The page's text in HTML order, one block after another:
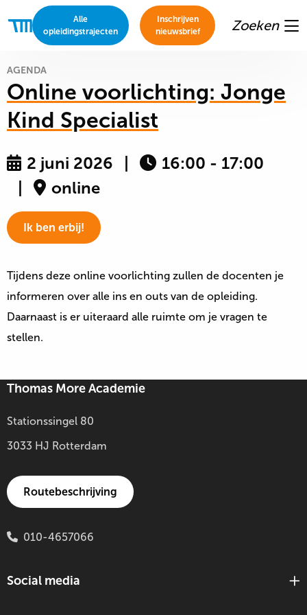
Thomas
Alle
opleidingstrajecten
Inschrijven
nieuwsbrief
Zoeken
AGENDA
Online voorlichting: Jonge
Kind Specialist
2 juni 2026
16:00 - 17:00
online
Ik ben erbij!
Tijdens deze online voorlichting zullen de docenten je
informeren over alle ins en outs van de opleiding.
Daarnaast is er uiteraard alle ruimte om je vragen te
stellen.
Thomas More Academie
Stationssingel 80
3033 HJ Rotterdam
Routebeschrijving
010-4657066
Social media